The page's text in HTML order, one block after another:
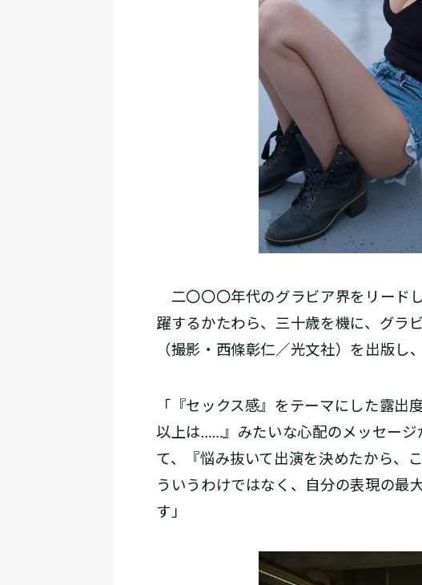
二〇〇〇年代のグラビア界をリード
躍するかたわら、三十歳を機に、グラ
（撮影・西條彰仁／光文社）を出版し
「『セックス感』をテーマにした露
以上は……』みたいな心配のメッセージ
て、『悩み抜いて出演を決めたから、
ういうわけではなく、自分の表現の最
す」